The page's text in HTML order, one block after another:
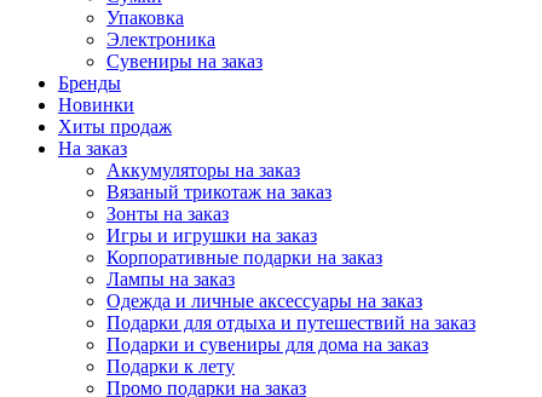
Упаковка
Электроника
Сувениры на заказ
Бренды
Новинки
Хиты продаж
На заказ
Аккумуляторы на заказ
Вязаный трикотаж на заказ
Зонты на заказ
Игры и игрушки на заказ
Корпоративные подарки на заказ
Лампы на заказ
Одежда и личные аксессуары на заказ
Подарки для отдыха и путешествий на заказ
Подарки и сувениры для дома на заказ
Подарки к лету
Промо подарки на заказ